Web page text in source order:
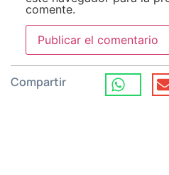
comente.
Compartir